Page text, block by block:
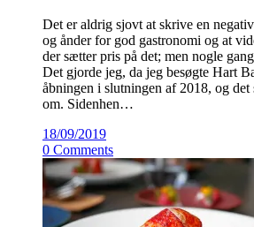
Det er aldrig sjovt at skrive en
og ånder for god gastronomi og at
der sætter pris på det; men nogle
Det gjorde jeg, da jeg besøgte Hart
åbningen i slutningen af 2018, og det
om. Sidenhen…
18/09/2019
0 Comments